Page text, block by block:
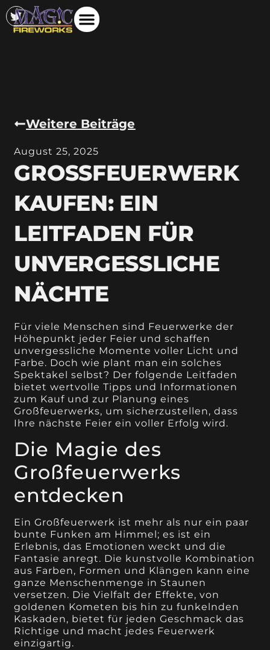
Weitere Beiträge
August 25, 2025
GROSSFEUERWERK K
AUFEN: EIN L
EITFADEN FÜR U
NVERGESSLICHE N
ÄCHTE
Für viele Menschen sind Feuerwerke der
Höhepunkt jeder Feier und schaffen
unvergessliche Momente voller Licht und
Farbe. Doch wie plant man ein solches
Spektakel selbst? Der folgende Leitfaden
bietet wertvolle Tipps und Informationen
zum Kauf und zur Planung eines
Großfeuerwerks, um sicherzustellen, dass
Ihre nächste Feier ein voller Erfolg wird.
Die Magie des
Großfeuerwerks
entdecken
Ein Großfeuerwerk ist mehr als nur ein paar
bunte Funken am Himmel; es ist ein
Erlebnis, das Emotionen weckt und die
Fantasie anregt. Die kunstvolle Kombination
aus Farben, Formen und Klängen kann eine
ganze Menschenmenge in Staunen
versetzen. Die Vielfalt der Effekte, von
goldenen Kometen bis hin zu funkelnden
Kaskaden, bietet für jeden Geschmack das
Richtige und macht jedes Feuerwerk
einzigartig.